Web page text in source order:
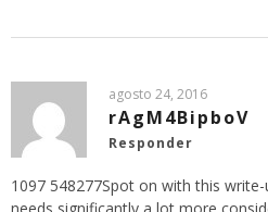
agosto 24, 2016
rAgM4BipboV
Responder
1097 548277Spot on with this